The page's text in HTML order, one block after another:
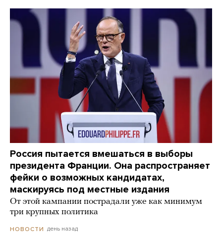
Россия пытается вмешаться в выборы
президента Франции. Она распространяет
фейки о возможных кандидатах,
маскируясь под местные издания
От этой кампании пострадали уже как минимум
три крупных политика
НОВОСТИ день назад